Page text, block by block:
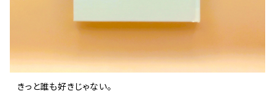
きっと誰も好きじゃない。